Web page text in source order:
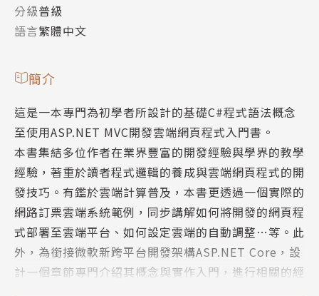
分級普級
語言繁體中文
簡介
這是一本專門為初學者所設計的基礎C#程式語法概念
至使用ASP.NET MVC開發雲端網頁程式入門書。
本書集結多位作者在業界豐富的開發經驗與學界的教學
經驗，著重於讀者程式邏輯的養成與雲端網頁程式的開
發技巧。有鑑於雲端計算普及，本書更透過一個實際的
網路訂票雲端系統範例，同步講解如何將開發的網頁程
式部署至雲端平台、如何設定雲端的自動調整…等。此
外，為銜接微軟新跨平台開發架構ASP.NET Core，設
計一個章節專門介紹其概念與實作入門，進行相關的經